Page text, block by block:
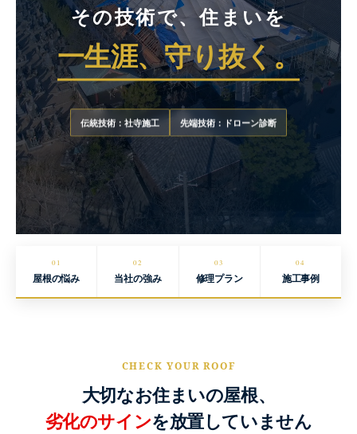
その技術で、住まいを
一生涯、守り抜く。
伝統技術：社寺施工 先端技術：ドローン診断
01
屋根の悩み
02
当社の強み
03
修理プラン
04
施工事例
CHECK YOUR ROOF
大切なお住まいの屋根、
劣化のサインを放置していません